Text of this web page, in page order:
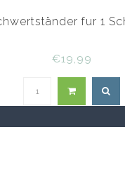
fur 1
€19,99